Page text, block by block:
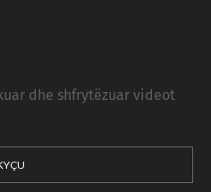
dhe shfrytëzuar videot